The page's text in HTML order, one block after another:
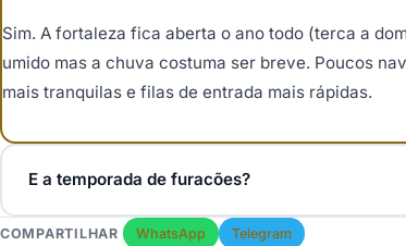
Sim. A fortaleza fica aberta o ano todo (terca a
umido mas a chuva costuma ser breve. Poucos
mais tranquilas e filas de entrada mais rápidas.
E a temporada de furacões?
A temporada de furacões vai de 1 de junho a 30
COMPARTILHAR WhatsApp Telegram